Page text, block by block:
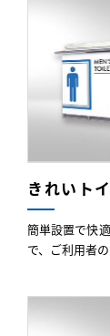
きれいト
簡単設置で快
で、ご利用者